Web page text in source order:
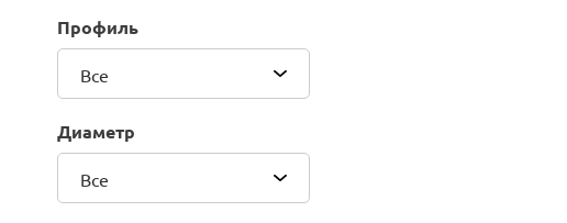
Belshina
BFGoodrich
BK Trailer
BKT
Camso (Solideal)
Профиль
Все
Диаметр
Все